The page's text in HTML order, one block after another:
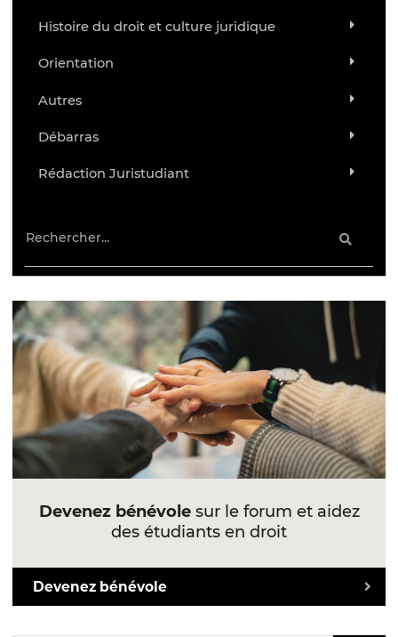
Histoire du droit et culture juridique
Orientation
Autres
Débarras
Rédaction Juristudiant
Devenez bénévolesur le forum et aidez
des étudiants en droit
Devenez bénévole